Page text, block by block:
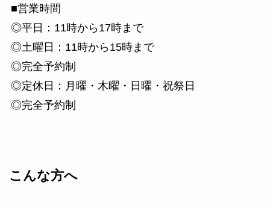
■営業時間
◎平日：11時から17時まで
◎土曜日：11時から15時まで
◎完全予約制
◎定休日：月曜・木曜・日曜・祝祭日
◎完全予約制
こんな方へ